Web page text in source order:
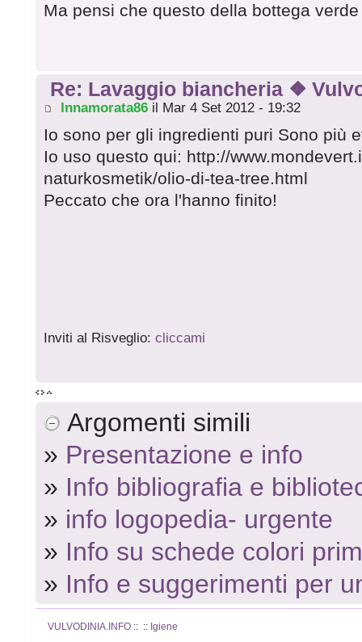
Ma pensi che questo della bottega
Re: Lavaggio biancheria ❖
Innamorata86 il Mar 4 Set 2012 - 19:32
Io sono per gli ingredienti puri Sono più
Io uso questo qui: http://
naturkosmetik/olio-di-tea-tree.html
Peccato che ora l'hanno finito!
Inviti al Risveglio:cliccami
Argomenti simili
» Presentazione e info
» Info bibliografia e
» info logopedia- urgente
» Info su schede colori
» Info e suggerimenti per
VULVODINIA.INFO :: :: Igiene